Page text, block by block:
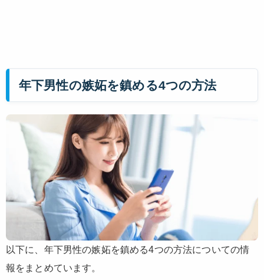
年下男性の嫉妬を鎮める4つの方法
以下に、年下男性の嫉妬を鎮める4つの方法についての情
報をまとめています。